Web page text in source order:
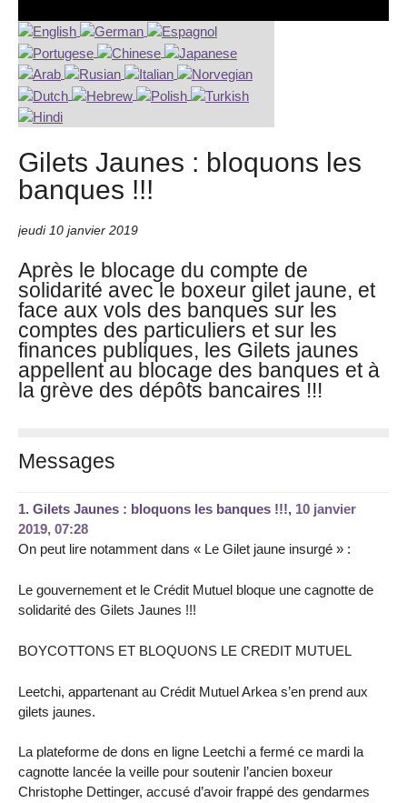
Gilets Jaunes : bloquons les
banques !!!
jeudi 10 janvier 2019
Après le blocage du compte de
solidarité avec le boxeur gilet jaune, et
face aux vols des banques sur les
comptes des particuliers et sur les
finances publiques, les Gilets jaunes
appellent au blocage des banques et à
la grève des dépôts bancaires !!!
Messages
1. Gilets Jaunes : bloquons les banques !!!, 10 janvier
2019, 07:28
On peut lire notamment dans « Le Gilet jaune insurgé » :
Le gouvernement et le Crédit Mutuel bloque une cagnotte de
solidarité des Gilets Jaunes !!!
BOYCOTTONS ET BLOQUONS LE CREDIT MUTUEL
Leetchi, appartenant au Crédit Mutuel Arkea s’en prend aux
gilets jaunes.
La plateforme de dons en ligne Leetchi a fermé ce mardi la
cagnotte lancée la veille pour soutenir l’ancien boxeur
Christophe Dettinger, accusé d’avoir frappé des gendarmes